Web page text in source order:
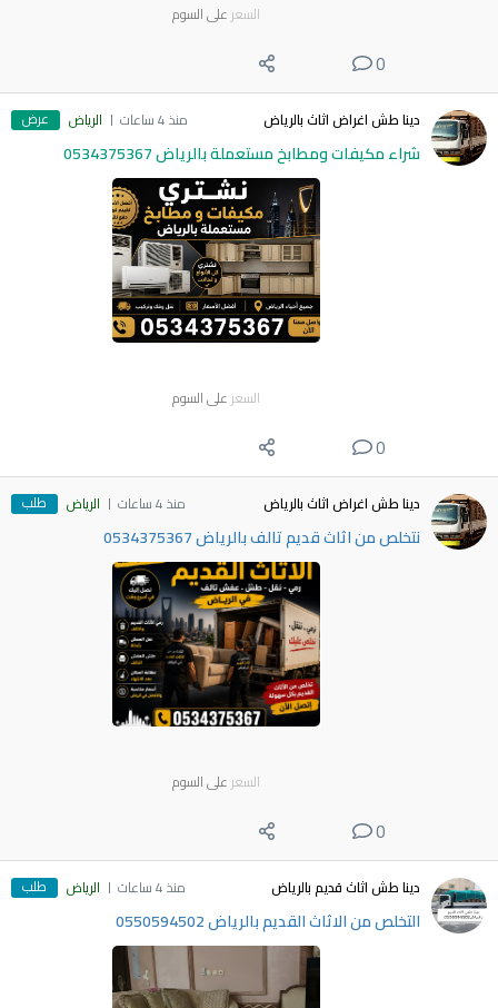
السعر على السوم
0
دينا طش اغراض اثاث بالرياض منذ 4 ساعات الرياض عرض
شراء مكيفات ومطابخ مستعملة بالرياض 0534375367
السعر على السوم
0
دينا طش اغراض اثاث بالرياض منذ 4 ساعات الرياض طلب
نتخلص من اثاث قديم تالف بالرياض 0534375367
السعر على السوم
0
دينا طش اثاث قديم بالرياض منذ 4 ساعات الرياض طلب
التخلص من الاثاث القديم بالرياض 0550594502